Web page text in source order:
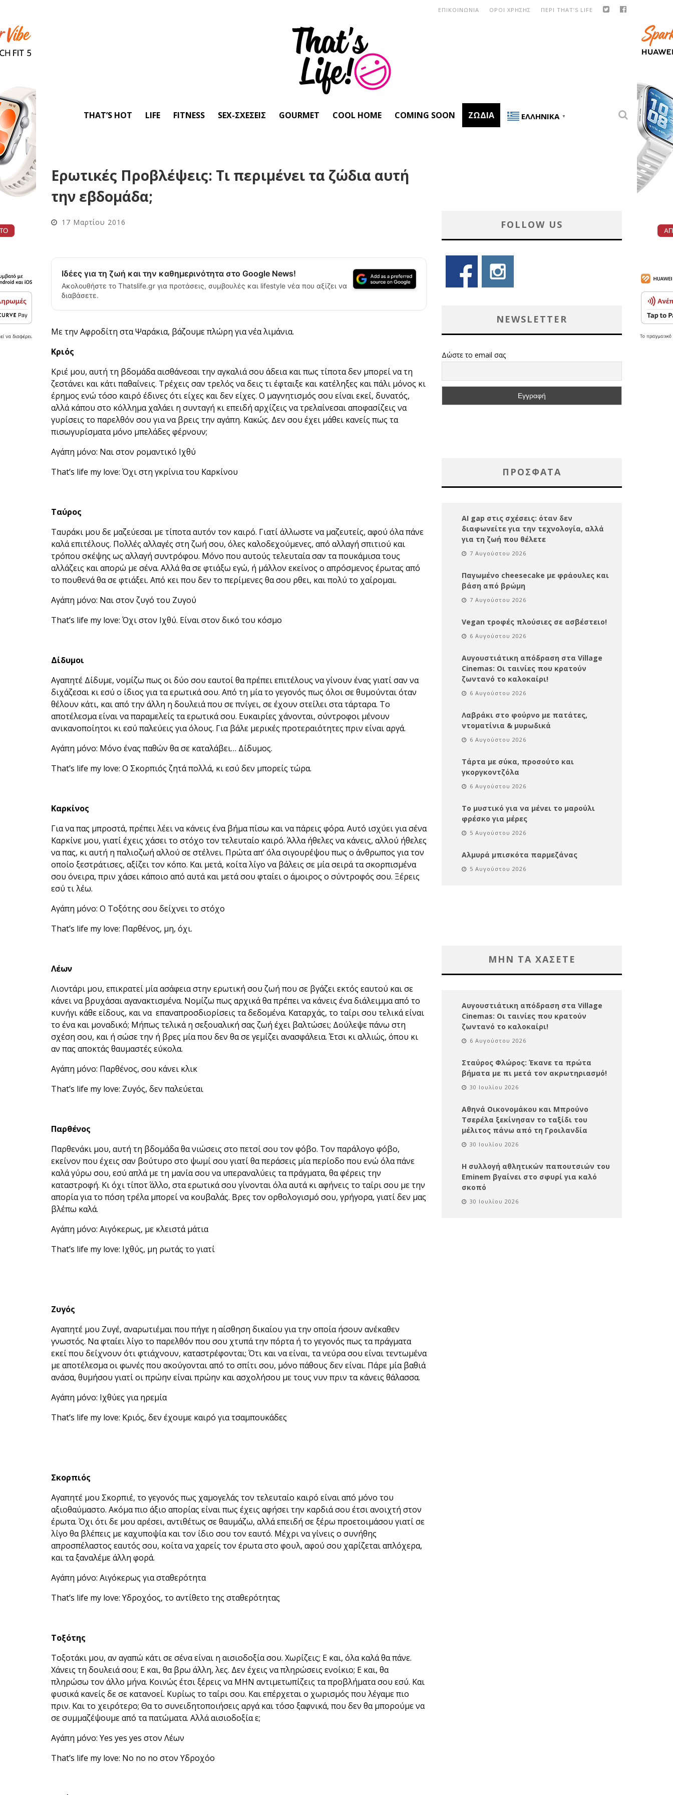
ΠΕΡΙ THAT’S LIFE
ΟΡΟΙ ΧΡΗΣΗΣ
ΕΠΙΚΟΙΝΩΝΙΑ
THAT’S HOT LIFE FITNESS SEX-ΣΧΈΣΕΙΣ GOURMET COOL HOME COMING SOON ΖΏΔΙΑ ΕΛΛΗΝΙΚΆ ▼
Ερωτικές Προβλέψεις: Τι περιμένει τα ζώδια αυτή
την εβδομάδα;
17 Μαρτίου 2016
Ιδέες για τη ζωή και την καθημερινότητα στο Google News!
Ακολουθήστε το Thatslife.gr για προτάσεις, συμβουλές και lifestyle νέα που αξίζει να
διαβάσετε.
Με την Αφροδίτη στα Ψαράκια, βάζουμε πλώρη για νέα λιμάνια.
Κριός
Κριέ μου, αυτή τη βδομάδα αισθάνεσαι την αγκαλιά σου άδεια και πως τίποτα δεν μπορεί να τη
ζεστάνει και κάτι παθαίνεις. Τρέχεις σαν τρελός να δεις τι έφταιξε και κατέληξες και πάλι μόνος κι
έρημος ενώ τόσο καιρό έδινες ότι είχες και δεν είχες. Ο μαγνητισμός σου είναι εκεί, δυνατός,
αλλά κάπου στο κόλλημα χαλάει η συνταγή κι επειδή αρχίζεις να τρελαίνεσαι αποφασίζεις να
γυρίσεις το παρελθόν σου για να βρεις την αγάπη. Κακώς. Δεν σου έχει μάθει κανείς πως τα
πισωγυρίσματα μόνο μπελάδες φέρνουν;
Αγάπη μόνο: Ναι στον ρομαντικό Ιχθύ
That’s life my love: Όχι στη γκρίνια του Καρκίνου
Ταύρος
Ταυράκι μου δε μαζεύεσαι με τίποτα αυτόν τον καιρό. Γιατί άλλωστε να μαζευτείς, αφού όλα πάνε
καλά επιτέλους. Πολλές αλλαγές στη ζωή σου, όλες καλοδεχούμενες, από αλλαγή σπιτιού και
τρόπου σκέψης ως αλλαγή συντρόφου. Μόνο που αυτούς τελευταία σαν τα πουκάμισα τους
αλλάζεις και απορώ με σένα. Αλλά θα σε φτιάξω εγώ, ή μάλλον εκείνος ο απρόσμενος έρωτας από
το πουθενά θα σε φτιάξει. Από κει που δεν το περίμενες θα σου ρθει, και πολύ το χαίρομαι.
Αγάπη μόνο: Ναι στον ζυγό του Ζυγού
That’s life my love: Όχι στον Ιχθύ. Είναι στον δικό του κόσμο
Δίδυμοι
Αγαπητέ Δίδυμε, νομίζω πως οι δύο σου εαυτοί θα πρέπει επιτέλους να γίνουν ένας γιατί σαν να
διχάζεσαι κι εσύ ο ίδιος για τα ερωτικά σου. Από τη μία το γεγονός πως όλοι σε θυμούνται όταν
θέλουν κάτι, και από την άλλη η δουλειά που σε πνίγει, σε έχουν στείλει στα τάρταρα. Το
αποτέλεσμα είναι να παραμελείς τα ερωτικά σου. Ευκαιρίες χάνονται, σύντροφοι μένουν
ανικανοποίητοι κι εσύ παλεύεις για όλους. Για βάλε μερικές προτεραιότητες πριν είναι αργά.
Αγάπη μόνο: Μόνο ένας παθών θα σε καταλάβει… Δίδυμος.
That’s life my love: Ο Σκορπιός ζητά πολλά, κι εσύ δεν μπορείς τώρα.
Καρκίνος
Για να πας μπροστά, πρέπει λέει να κάνεις ένα βήμα πίσω και να πάρεις φόρα. Αυτό ισχύει για σένα
Καρκίνε μου, γιατί έχεις χάσει το στόχο τον τελευταίο καιρό. Άλλα ήθελες να κάνεις, αλλού ήθελες
να πας, κι αυτή η παλιοζωή αλλού σε στέλνει. Πρώτα απ’ όλα σιγουρέψου πως ο άνθρωπος για τον
οποίο ξεστράτισες, αξίζει τον κόπο. Και μετά, κοίτα λίγο να βάλεις σε μία σειρά τα σκορπισμένα
σου όνειρα, πριν χάσει κάποιο από αυτά και μετά σου φταίει ο άμοιρος ο σύντροφός σου. Ξέρεις
εσύ τι λέω.
Αγάπη μόνο: Ο Τοξότης σου δείχνει το στόχο
That’s life my love: Παρθένος, μη, όχι.
Λέων
Λιοντάρι μου, επικρατεί μία ασάφεια στην ερωτική σου ζωή που σε βγάζει εκτός εαυτού και σε
κάνει να βρυχάσαι αγανακτισμένα. Νομίζω πως αρχικά θα πρέπει να κάνεις ένα διάλειμμα από το
κυνήγι κάθε είδους, και να επαναπροσδιορίσεις τα δεδομένα. Καταρχάς, το ταίρι σου τελικά είναι
το ένα και μοναδικό; Μήπως τελικά η σεξουαλική σας ζωή έχει βαλτώσει; Δούλεψε πάνω στη
σχέση σου, και ή σώσε την ή βρες μία που δεν θα σε γεμίζει ανασφάλεια. Έτσι κι αλλιώς, όπου κι
αν πας αποκτάς θαυμαστές εύκολα.
Αγάπη μόνο: Παρθένος, σου κάνει κλικ
That’s life my love: Ζυγός, δεν παλεύεται
Παρθένος
Παρθενάκι μου, αυτή τη βδομάδα θα νιώσεις στο πετσί σου τον φόβο. Τον παράλογο φόβο,
εκείνον που έχεις σαν βούτυρο στο ψωμί σου γιατί θα περάσεις μία περίοδο που ενώ όλα πάνε
καλά γύρω σου, εσύ απλά με τη μανία σου να υπεραναλύεις τα πράγματα, θα φέρεις την
καταστροφή. Κι όχι τίποτ΄ άλλο, στα ερωτικά σου γίνονται όλα αυτά κι αφήνεις το ταίρι σου με την
απορία για το πόση τρέλα μπορεί να κουβαλάς. Βρες τον ορθολογισμό σου, γρήγορα, γιατί δεν μας
βλέπω καλά.
Αγάπη μόνο: Αιγόκερως, με κλειστά μάτια
That’s life my love: Ιχθύς, μη ρωτάς το γιατί
Ζυγός
Αγαπητέ μου Ζυγέ, αναρωτιέμαι που πήγε η αίσθηση δικαίου για την οποία ήσουν ανέκαθεν
γνωστός. Να φταίει λίγο το παρελθόν που σου χτυπά την πόρτα ή το γεγονός πως τα πράγματα
εκεί που δείχνουν ότι φτιάχνουν, καταστρέφονται; Ότι και να είναι, τα νεύρα σου είναι τεντωμένα
με αποτέλεσμα οι φωνές που ακούγονται από το σπίτι σου, μόνο πάθους δεν είναι. Πάρε μία βαθιά
ανάσα, θυμήσου γιατί οι πρώην είναι πρώην και ασχολήσου με τους νυν πριν τα κάνεις θάλασσα.
Αγάπη μόνο: Ιχθύες για ηρεμία
That’s life my love: Κριός, δεν έχουμε καιρό για τσαμπουκάδες
Σκορπιός
Αγαπητέ μου Σκορπιέ, το γεγονός πως χαμογελάς τον τελευταίο καιρό είναι από μόνο του
αξιοθαύμαστο. Ακόμα πιο άξιο απορίας είναι πως έχεις αφήσει την καρδιά σου έτσι ανοιχτή στον
έρωτα. Όχι ότι δε μου αρέσει, αντιθέτως σε θαυμάζω, αλλά επειδή σε ξέρω προετοιμάσου γιατί σε
λίγο θα βλέπεις με καχυποψία και τον ίδιο σου τον εαυτό. Μέχρι να γίνεις ο συνήθης
απροσπέλαστος εαυτός σου, κοίτα να χαρείς τον έρωτα στο φουλ, αφού σου χαρίζεται απλόχερα,
και τα ξαναλέμε άλλη φορά.
Αγάπη μόνο: Αιγόκερως για σταθερότητα
That’s life my love: Υδροχόος, το αντίθετο της σταθερότητας
Τοξότης
Τοξοτάκι μου, αν αγαπώ κάτι σε σένα είναι η αισιοδοξία σου. Χωρίζεις; Ε και, όλα καλά θα πάνε.
Χάνεις τη δουλειά σου; Ε και, θα βρω άλλη, λες. Δεν έχεις να πληρώσεις ενοίκιο; Ε και, θα
πληρώσω τον άλλο μήνα. Κοινώς έτσι ξέρεις να ΜΗΝ αντιμετωπίζεις τα προβλήματα σου εσύ. Και
φυσικά κανείς δε σε κατανοεί. Κυρίως το ταίρι σου. Και επέρχεται ο χωρισμός που λέγαμε πιο
πριν. Και το χειρότερο; Θα το συνειδητοποιήσεις αργά και τόσο ξαφνικά, που δεν θα μπορούμε να
σε συμμαζέψουμε από τα πατώματα. Αλλά αισιοδοξία ε;
Αγάπη μόνο: Yes yes yes στον Λέων
That’s life my love: No no no στον Υδροχόο
FOLLOW US
NEWSLETTER
Δώστε το email σας
ΠΡΌΣΦΑΤΑ
AI gap στις σχέσεις: όταν δεν
διαφωνείτε για την τεχνολογία, αλλά
για τη ζωή που θέλετε
7 Αυγούστου 2026
Παγωμένο cheesecake με φράουλες και
βάση από βρώμη
7 Αυγούστου 2026
Vegan τροφές πλούσιες σε ασβέστειο!
6 Αυγούστου 2026
Αυγουστιάτικη απόδραση στα Village
Cinemas: Οι ταινίες που κρατούν
ζωντανό το καλοκαίρι!
6 Αυγούστου 2026
Λαβράκι στο φούρνο με πατάτες,
ντοματίνια & μυρωδικά
6 Αυγούστου 2026
Τάρτα με σύκα, προσούτο και
γκοργκοντζόλα
6 Αυγούστου 2026
Το μυστικό για να μένει το μαρούλι
φρέσκο για μέρες
5 Αυγούστου 2026
Αλμυρά μπισκότα παρμεζάνας
5 Αυγούστου 2026
ΜΗΝ ΤΑ ΧΑΣΕΤΕ
Αυγουστιάτικη απόδραση στα Village
Cinemas: Οι ταινίες που κρατούν
ζωντανό το καλοκαίρι!
6 Αυγούστου 2026
Σταύρος Φλώρος: Έκανε τα πρώτα
βήματα με πι μετά τον ακρωτηριασμό!
30 Ιουλίου 2026
Αθηνά Οικονομάκου και Μπρούνο
Τσερέλα ξεκίνησαν το ταξίδι του
μέλιτος πάνω από τη Γροιλανδία
30 Ιουλίου 2026
Η συλλογή αθλητικών παπουτσιών του
Eminem βγαίνει στο σφυρί για καλό
σκοπό
30 Ιουλίου 2026